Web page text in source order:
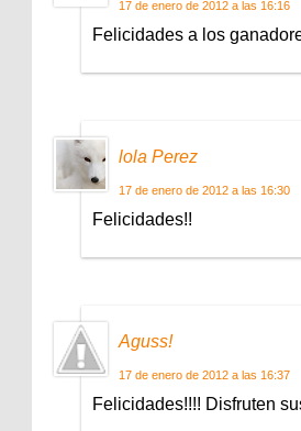
17 de enero de 2012 a las 16:16
Felicidades a los
lola Perez
17 de enero de 2012 a las 16:30
Felicidades!!
Aguss!
17 de enero de 2012 a las 16:37
Felicidades!!!! Disfruten